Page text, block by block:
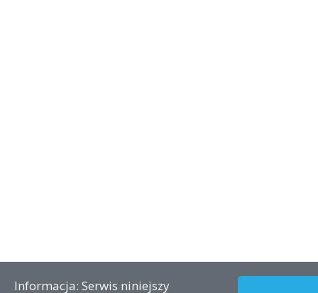
Informacja: Serwis niniejszy